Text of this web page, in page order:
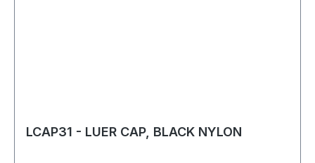
LCAP31 - LUER CAP, BLACK NYLON